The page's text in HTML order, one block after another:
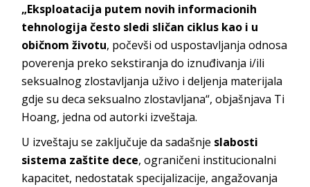
„Eksploatacija putem novih informacionih
tehnologija često sledi sličan ciklus kao i u
običnom životu, počevši od uspostavljanja odnosa
poverenja preko sekstiranja do iznuđivanja i/ili
seksualnog zlostavljanja uživo i deljenja materijala
gdje su deca seksualno zlostavljana“, objašnjava Ti
Hoang, jedna od autorki izveštaja.
U izveštaju se zaključuje da sadašnje slabosti
sistema zaštite dece, ograničeni institucionalni
kapacitet, nedostatak specijalizacije, angažovanja